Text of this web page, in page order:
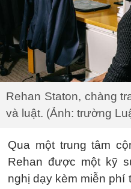
Rehan Staton, chàng
và luật. (Ảnh: trường
Qua một trung tâm
Rehan được một kỹ
nghị dạy kèm miễn phí